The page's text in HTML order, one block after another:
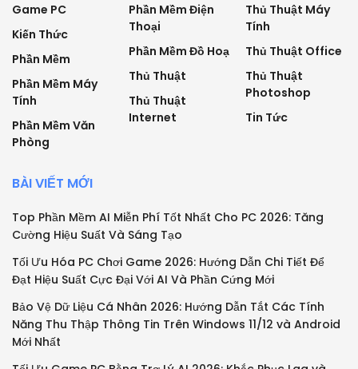
Game PC
Kiến Thức
Phần Mềm
Phần Mềm Máy
Tính
Phần Mềm Văn
Phòng
Phần Mềm Điện
Thoại
Phần Mềm Đồ Hoạ
Thủ Thuật
Thủ Thuật
Internet
Thủ Thuật Máy
Tính
Thủ Thuật Office
Thủ Thuật
Photoshop
Tin Tức
BÀI VIẾT MỚI
Top Phần Mềm AI Miễn Phí Tốt Nhất Cho PC 2026: Tăng
Cường Hiệu Suất Và Sáng Tạo
Tối Ưu Hóa PC Chơi Game 2026: Hướng Dẫn Chi Tiết Để
Đạt Hiệu Suất Cực Đại Với AI Và Phần Cứng Mới
Bảo Vệ Dữ Liệu Cá Nhân 2026: Hướng Dẫn Tắt Các Tính
Năng Thu Thập Thông Tin Trên Windows 11/12 và Android
Mới Nhất